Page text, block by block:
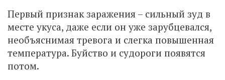
Первый признак заражения – сильный зуд в
месте укуса, даже если он уже зарубцевался,
необъяснимая тревога и слегка повышенная
температура. Буйство и судороги появятся
потом.